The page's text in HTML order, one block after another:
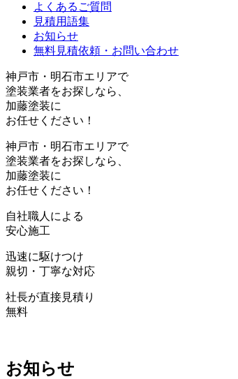
よくあるご質問
見積用語集
お知らせ
無料見積依頼・お問い合わせ
神戸市・ 明石市エリアで
塗装業者をお探しなら、
加藤塗装に
お任せください！
神戸市・ 明石市エリアで
塗装業者をお探しなら、
加藤塗装に
お任せください！
自社職人 による
安心施工
迅速に駆けつけ
親切・丁寧な対応
社長が直接見積り
無料
お知らせ